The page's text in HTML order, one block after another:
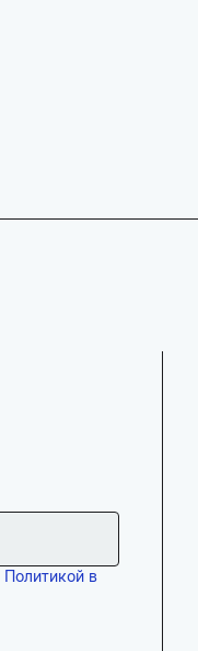
Политикой в